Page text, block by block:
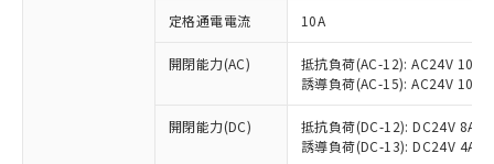
定格通電電流 10A
開閉能力(AC)
抵抗負荷(AC-12): AC24V 10A/
誘導負荷(AC-15): AC24V
開閉能力(DC)
抵抗負荷(DC-12): DC24V 8A/
誘導負荷(DC-13): DC24V 4A/
ご利用条件
以下の条件をお読みいただき、同意のうえ
ご利用ください。
本サービスは、当社制御機器事業取扱
対応予定：EU RoHS指令（10物質）の非含
有に対応した製品に切り替える予定のある
対応予定なし：EU RoHS指令（10物質）の
非含有に非対応の商品で、対応品を出す予
定はありません。
調査・確認中：EU RoHS指令（10物質）の